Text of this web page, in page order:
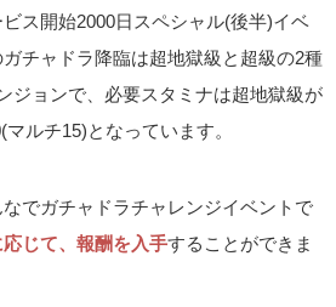
ス開始2000日スペシャル(後半)イベ
チャドラ降臨は超地獄級と超級の2種
ジョンで、必要スタミナは超地獄級が
ルチ15)となっています。
でガチャドラチャレンジイベントで
じて、報酬を入手することができま